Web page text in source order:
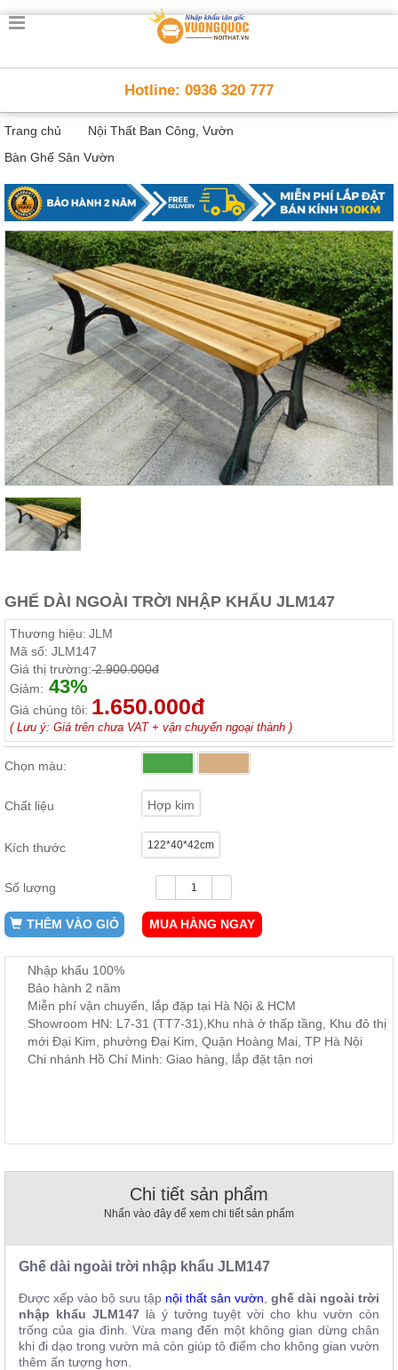
Trang
Thông
Minh
Nội
thất
minh
Nội
Thất
Trẻ
Em
Giường
tầng,
học, tủ
sách
Nội
Thất
Phòng
Khách
Sofa,
tủ
Bàn
trà...
Nội
Phòng
Giường
áo, bàn
trang
điểm
Nội
Thất
ăn,
kệ
Nội
Thất
Ban
Công,
Vườn
Trang
Nội
Nhà
Hàng
Hotline: 0936 320 777
Trang chủ
Nội Thất Ban Công, Vườn
Bàn Ghế Sân Vườn
GHẾ DÀI NGOÀI TRỜI NHẬP KHẨU JLM147
Thương hiệu: JLM
Mã số: JLM147
Giá thị trường:2.900.000đ
Giảm: 43%
Giá chúng tôi: 1.650.000đ
( Lưu ý: Giá trên chưa VAT + vận chuyển ngoại thành )
Chọn màu:
Chất liệu Hợp kim
Kích thước 122*40*42cm
Số lượng
THÊM VÀO GIỎ MUA HÀNG NGAY
Nhập khẩu 100%
Bảo hành 2 năm
Miễn phí vận chuyển, lắp đặp tại Hà Nội & HCM
Showroom HN: L7-31 (TT7-31),Khu nhà ở thấp tầng, Khu đô thị
mới Đại Kim, phường Đại Kim, Quận Hoàng Mai, TP Hà Nội
Chi nhánh Hồ Chí Minh: Giao hàng, lắp đặt tận nơi
Chi tiết sản phẩm
Nhấn vào đây để xem chi tiết sản phẩm
Ghế dài ngoài trời nhập khẩu JLM147
Được xếp vào bộ sưu tập nội thất sân vườn ghế dài ngoài trời
nhập khẩu JLM147là ý tưởng tuyệt vời cho khu vườn còn
trống của gia đình. Vừa mang đến một không gian dừng chân
khi đi dạo trong vườn mà còn giúp tô điểm cho không gian vườn
thêm ấn tượng hơn.